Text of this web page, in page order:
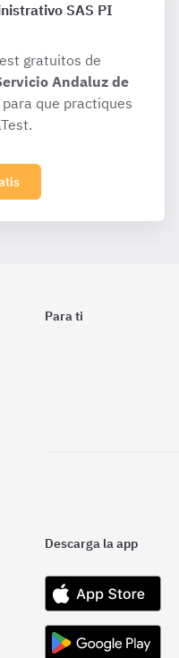
SAS PI
gratuitos de
Andaluz de
para que practiques
Para ti
Descarga la app